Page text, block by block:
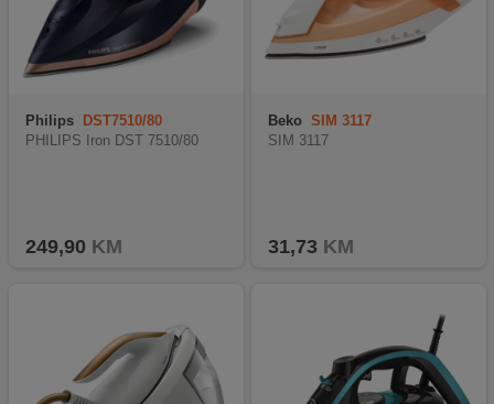
Philips
DST7510/80
PHILIPS Iron DST 7510/80
249,90 KM
Beko SIM 3117
SIM 3117
31,73KM